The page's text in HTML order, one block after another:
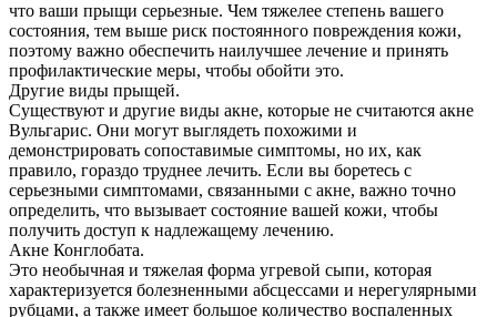
что ваши прыщи серьезные. Чем тяжелее степень вашего
состояния, тем выше риск постоянного повреждения кожи,
поэтому важно обеспечить наилучшее лечение и принять
профилактические меры, чтобы обойти это.
Другие виды прыщей.
Существуют и другие виды акне, которые не считаются акне
Вульгарис. Они могут выглядеть похожими и
демонстрировать сопоставимые симптомы, но их, как
правило, гораздо труднее лечить. Если вы боретесь с
серьезными симптомами, связанными с акне, важно точно
определить, что вызывает состояние вашей кожи, чтобы
получить доступ к надлежащему лечению.
Акне Конглобата.
Это необычная и тяжелая форма угревой сыпи, которая
характеризуется болезненными абсцессами и нерегулярными
рубцами, а также имеет большое количество воспаленных